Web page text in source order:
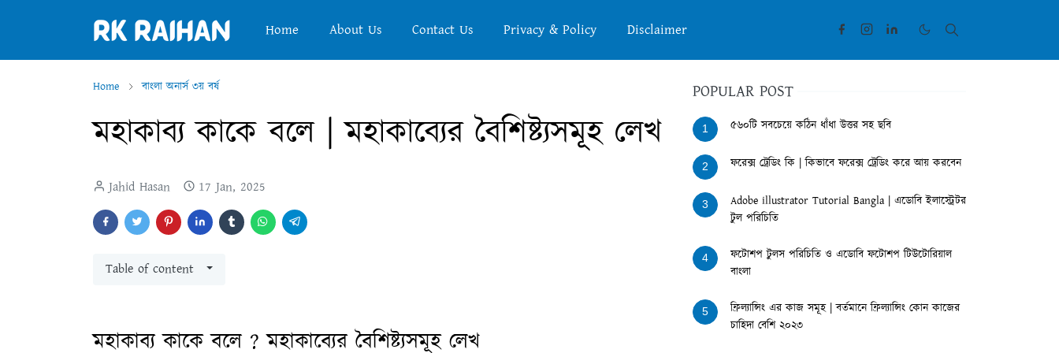
Home About Us Contact Us Privacy & Policy Disclaimer
Home বাংলা অনার্স ৩য় বর্ষ
মহাকাব্য কাকে বলে | মহাকাব্যের বৈশিষ্ট্যসমূহ লেখ
Jahid Hasan 17 Jan, 2025
Table of content
মহাকাব্য কাকে বলে ? মহাকাব্যের বৈশিষ্ট্যসমূহ লেখ
POPULAR POST
1 ৫৬০টি সবচেয়ে কঠিন ধাঁধা উত্তর সহ ছবি
2 ফরেক্স ট্রেডিং কি | কিভাবে ফরেক্স ট্রেডিং করে আয় করবেন
3
Adobe illustrator Tutorial Bangla | এডোবি ইলাস্ট্রেটর
টুল পরিচিতি
4
ফটোশপ টুলস পরিচিতি ও এডোবি ফটোশপ টিউটোরিয়াল
বাংলা
5
ফ্রিল্যান্সিং এর কাজ সমূহ | বর্তমানে ফ্রিল্যান্সিং কোন কাজের
চাহিদা বেশি ২০২৩